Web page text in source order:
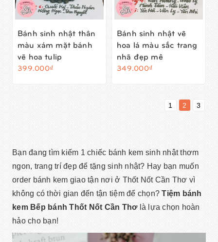
Bánh sinh nhật thân
màu xám mặt bánh
vẽ hoa tulip
399.000₫
Bánh sinh nhật vẽ
hoa lá màu sắc trang
nhã đẹp mê
349.000₫
1 2 3
Bạn đang tìm kiếm 1 chiếc bánh kem sinh nhật thơm
ngon, trang trí đẹp để tặng sinh nhật? Hay bạn muốn
order bánh kem giao tận nơi ở Thốt Nốt Cần Thơ vì
không có thời gian đến tận tiệm để chọn?Tiệm bánh
kem Bếp bánh Thốt Nốt Cần Thơlà lựa chọn hoàn
hảo cho bạn!